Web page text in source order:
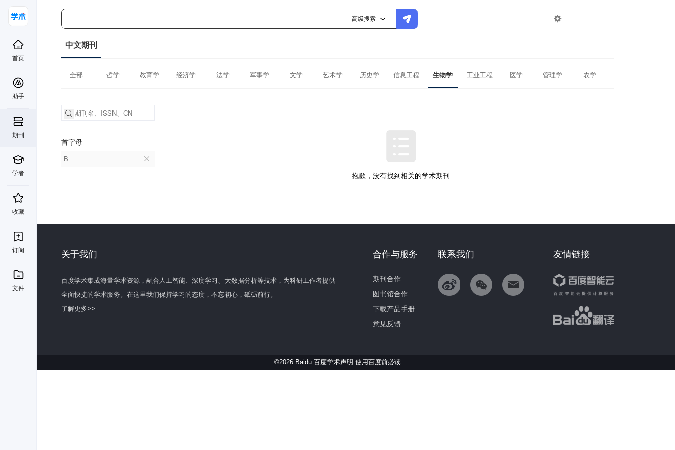
高级搜索 
首页
助手
期刊
学者
收藏
订阅
文件
中文期刊
全部 哲学 教育学 经济学 法学 军事学 文学 艺术学 历史学 信息工程 生物学 工业工程 医学 管理学 农学
首字母
B
抱歉，没有找到相关的学术期刊
关于我们
百度学术集成海量学术资源，融合人工智能、深度学习、大数据分析等技术，为科研工作者提供
全面快捷的学术服务。在这里我们保持学习的态度，不忘初心，砥砺前行。
了解更多>>
友情链接
联系我们
合作与服务
期刊合作
图书馆合作
下载产品手册
意见反馈
©2026 Baidu 百度学术声明 使用百度前必读